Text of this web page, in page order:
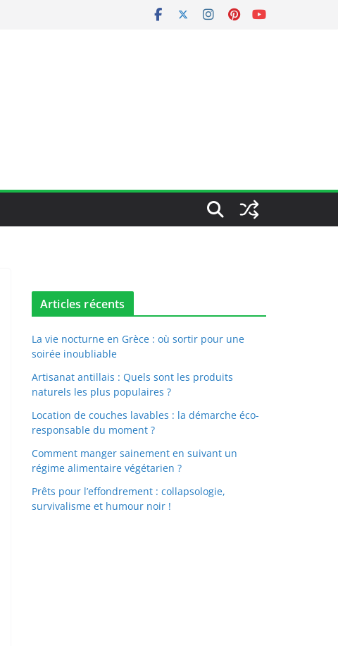
Articles récents
La vie nocturne en Grèce : où sortir pour une
soirée inoubliable
Artisanat antillais : Quels sont les produits
naturels les plus populaires ?
Location de couches lavables : la démarche éco-
responsable du moment ?
Comment manger sainement en suivant un
régime alimentaire végétarien ?
Prêts pour l’effondrement : collapsologie,
survivalisme et humour noir !